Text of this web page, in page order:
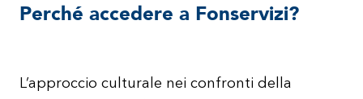
Perché accedere a Fonservizi?
L’approccio culturale nei confronti della